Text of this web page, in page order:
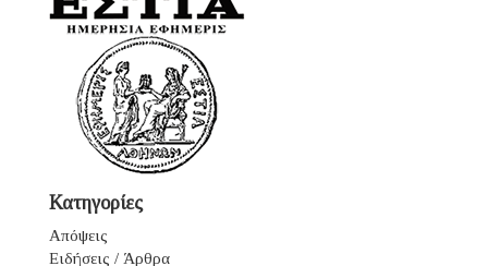
Κατηγορίες
Απόψεις
Ειδήσεις / Άρθρα